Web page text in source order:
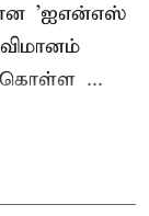
'ஐஎன்எஸ்
...